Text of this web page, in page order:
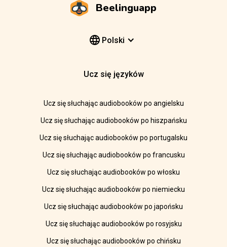
Beelinguapp
Polski
Ucz się języków
Ucz się słuchając audiobooków po angielsku
Ucz się słuchając audiobooków po hiszpańsku
Ucz się słuchając audiobooków po portugalsku
Ucz się słuchając audiobooków po francusku
Ucz się słuchając audiobooków po włosku
Ucz się słuchając audiobooków po niemiecku
Ucz się słuchając audiobooków po japońsku
Ucz się słuchając audiobooków po rosyjsku
Ucz się słuchając audiobooków po chińsku